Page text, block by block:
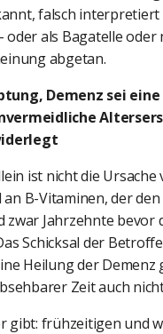
falsch interpretiert
oder als Bagatelle oder
abgetan.
Demenz sei
ist nicht die Ursache
B-Vitaminen, der
zwar Jahrzehnte bevor
Schicksal der
Heilung der Demenz
Zeit auch
gibt: frühzeitigen und